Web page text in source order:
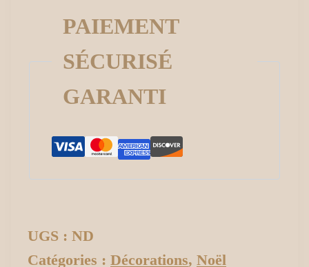
PAIEMENT
SÉCURISÉ
GARANTI
UGS : ND
Catégories : Décorations, Noël